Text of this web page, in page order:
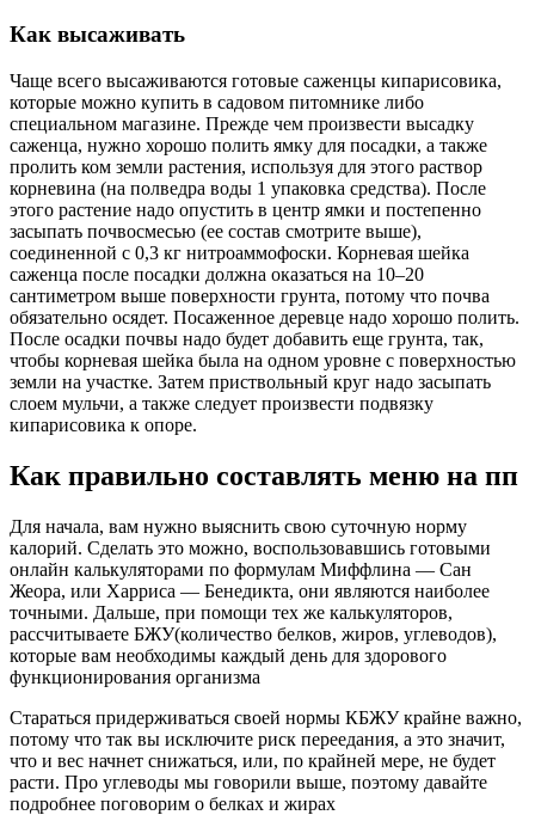
Как высаживать
Чаще всего высаживаются готовые саженцы кипарисовика,
которые можно купить в садовом питомнике либо
специальном магазине. Прежде чем произвести высадку
саженца, нужно хорошо полить ямку для посадки, а также
пролить ком земли растения, используя для этого раствор
корневина (на полведра воды 1 упаковка средства). После
этого растение надо опустить в центр ямки и постепенно
засыпать почвосмесью (ее состав смотрите выше),
соединенной с 0,3 кг нитроаммофоски. Корневая шейка
саженца после посадки должна оказаться на 10–20
сантиметром выше поверхности грунта, потому что почва
обязательно осядет. Посаженное деревце надо хорошо полить.
После осадки почвы надо будет добавить еще грунта, так,
чтобы корневая шейка была на одном уровне с поверхностью
земли на участке. Затем приствольный круг надо засыпать
слоем мульчи, а также следует произвести подвязку
кипарисовика к опоре.
Как правильно составлять меню на пп
Для начала, вам нужно выяснить свою суточную норму
калорий. Сделать это можно, воспользовавшись готовыми
онлайн калькуляторами по формулам Миффлина — Сан
Жеора, или Харриса — Бенедикта, они являются наиболее
точными. Дальше, при помощи тех же калькуляторов,
рассчитываете БЖУ(количество белков, жиров, углеводов),
которые вам необходимы каждый день для здорового
функционирования организма
Стараться придерживаться своей нормы КБЖУ крайне важно,
потому что так вы исключите риск переедания, а это значит,
что и вес начнет снижаться, или, по крайней мере, не будет
расти. Про углеводы мы говорили выше, поэтому давайте
подробнее поговорим о белках и жирах